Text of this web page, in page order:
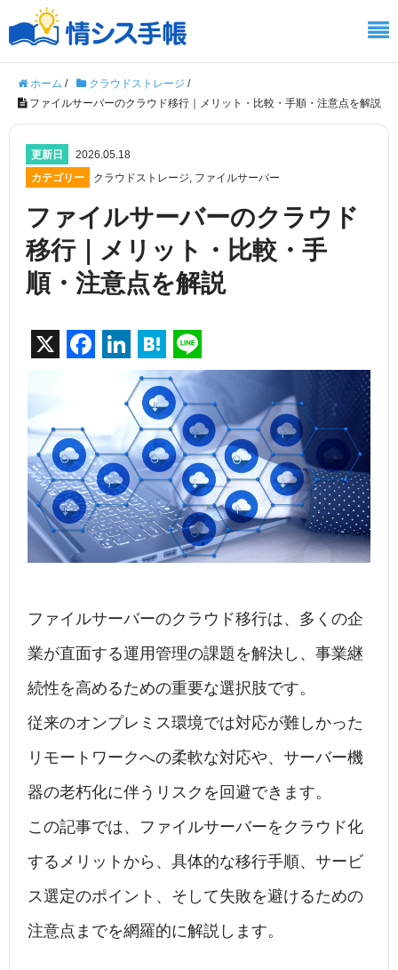
ホーム / クラウドストレージ /
ファイルサーバーのクラウド移行｜メリット・比較・手順・注意点を解説
更新日
2026.05.18
カテゴリー
クラウドストレージ, ファイルサーバー
ファイルサーバーのクラウド
移行｜メリット・比較・手
順・注意点を解説
X
F
e
b
o
o
k
Li
n
k
e
dI
n
H
at
e
n
a
n
e
ファイルサーバーのクラウド移行は、多くの企
業が直面する運用管理の課題を解決し、事業継
続性を高めるための重要な選択肢です。
従来のオンプレミス環境では対応が難しかった
リモートワークへの柔軟な対応や、サーバー機
器の老朽化に伴うリスクを回避できます。
この記事では、ファイルサーバーをクラウド化
するメリットから、具体的な移行手順、サービ
ス選定のポイント、そして失敗を避けるための
注意点までを網羅的に解説します。